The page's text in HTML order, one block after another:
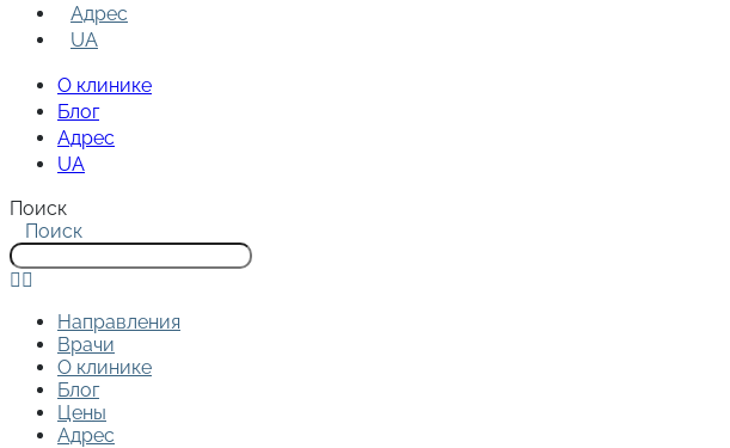
Адрес
UA
О клинике
Блог
Адрес
UA
Поиск
Поиск
Направления
Врачи
О клинике
Блог
Цены
Адрес